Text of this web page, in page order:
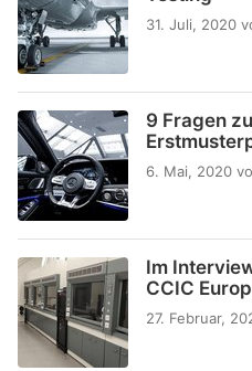
31. Juli, 2020
9 Fragen
6. Mai, 2020
Im
CCIC
27. Februar,